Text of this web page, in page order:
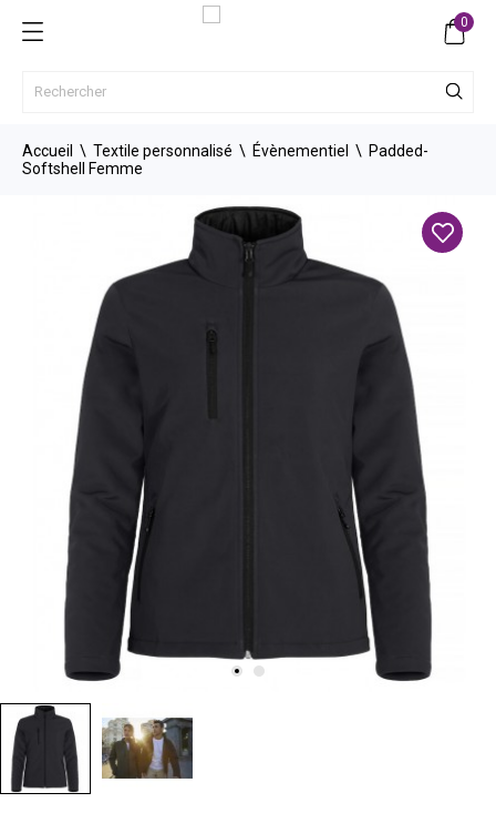
0
Accueil Textile personnalisé Évènementiel
Padded-
Softshell Femme